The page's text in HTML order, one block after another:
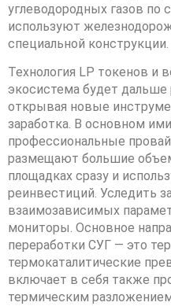
углеводородных газов по
используют
специальной конструкции.
Технология LP токенов и
экосистема будет дальше
открывая новые
заработка. В основном
профессиональные
размещают большие
площадках сразу и
реинвестиций. Уследить
взаимозависимых
мониторы. Основное
переработки СУГ — это
термокаталитические
включает в себя также
термическим